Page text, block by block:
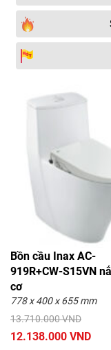
Bồn cầu Inax AC-
919R+CW-S15VN
cơ
778 x 400 x 655 mm
13.710.000 VND
12.138.000 VND